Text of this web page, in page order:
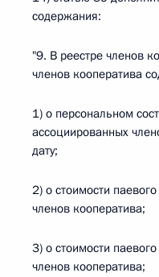
содержания:
"9. В реестре членов
членов кооператива
1) о персональном
ассоциированных
дату;
2) о стоимости
членов кооператива;
3) о стоимости
членов кооператива;